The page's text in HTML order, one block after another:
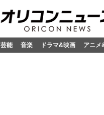
芸能 音楽 ドラマ&映画 アニメ